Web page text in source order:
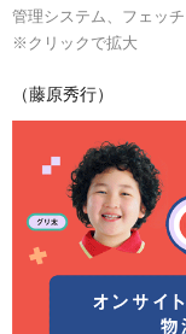
管理システム、フェッ
※クリックで拡大
（藤原秀行）